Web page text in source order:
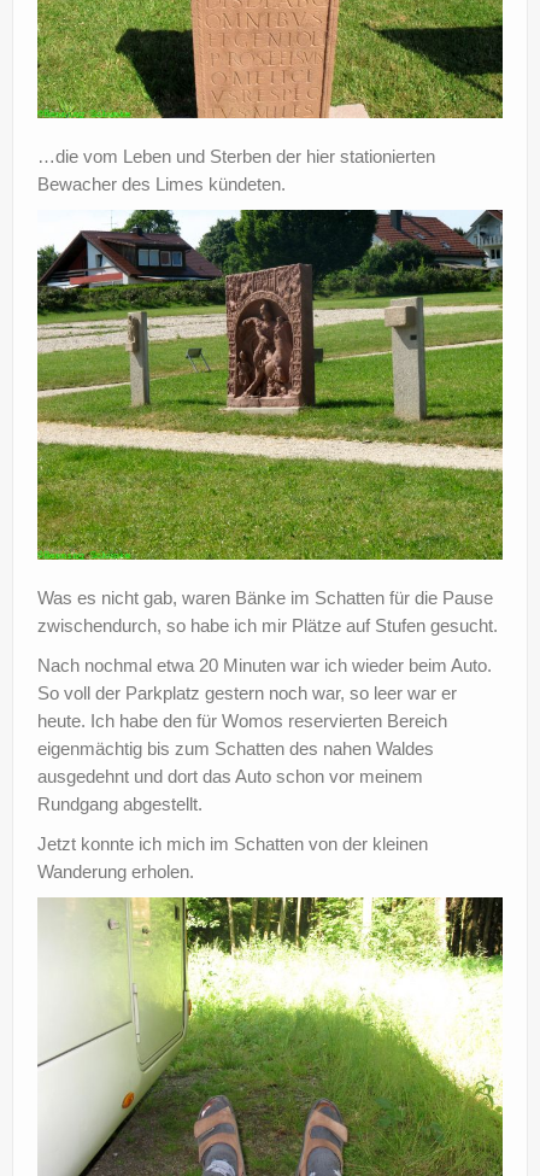
…die vom Leben und Sterben der hier stationierten
Bewacher des Limes kündeten.
Was es nicht gab, waren Bänke im Schatten für die Pause
zwischendurch, so habe ich mir Plätze auf Stufen gesucht.
Nach nochmal etwa 20 Minuten war ich wieder beim Auto.
So voll der Parkplatz gestern noch war, so leer war er
heute. Ich habe den für Womos reservierten Bereich
eigenmächtig bis zum Schatten des nahen Waldes
ausgedehnt und dort das Auto schon vor meinem
Rundgang abgestellt.
Jetzt konnte ich mich im Schatten von der kleinen
Wanderung erholen.